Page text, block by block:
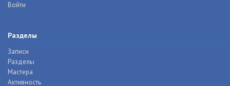
Войти
Разделы
Записи
Разделы
Мастера
Активность